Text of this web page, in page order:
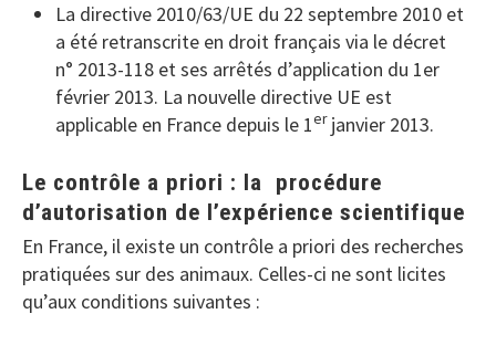
La directive 2010/63/UE du 22 septembre 2010 et
a été retranscrite en droit français via le décret
n° 2013-118 et ses arrêtés d’application du 1er
février 2013. La nouvelle directive UE est
applicable en France depuis le 1erjanvier 2013.
Le contrôle a priori : la procédure
d’autorisation de l’expérience scientifique
En France, il existe un contrôle a priori des recherches
pratiquées sur des animaux. Celles-ci ne sont licites
qu’aux conditions suivantes :